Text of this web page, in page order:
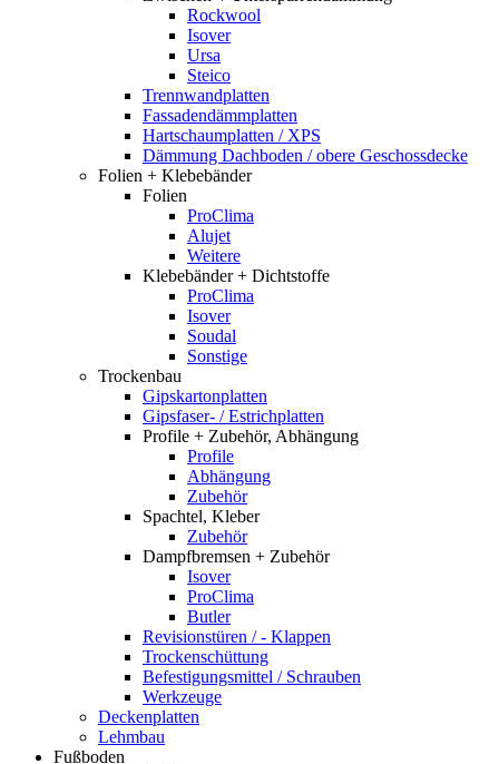
Rockwool
Isover
Ursa
Steico
Trennwandplatten
Fassadendämmplatten
Hartschaumplatten / XPS
Dämmung Dachboden / obere Geschossdecke
Folien + Klebebänder
Folien
ProClima
Alujet
Weitere
Klebebänder + Dichtstoffe
ProClima
Isover
Soudal
Sonstige
Trockenbau
Gipskartonplatten
Gipsfaser- / Estrichplatten
Profile + Zubehör, Abhängung
Profile
Abhängung
Zubehör
Spachtel, Kleber
Zubehör
Dampfbremsen + Zubehör
Isover
ProClima
Butler
Revisionstüren / - Klappen
Trockenschüttung
Befestigungsmittel / Schrauben
Werkzeuge
Deckenplatten
Lehmbau
Fußboden